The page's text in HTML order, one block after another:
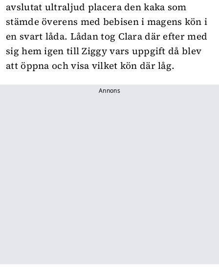
avslutat ultraljud placera den kaka som
stämde överens med bebisen i magens kön i
en svart låda. Lådan tog Clara där efter med
sig hem igen till Ziggy vars uppgift då blev
att öppna och visa vilket kön där låg.
Annons